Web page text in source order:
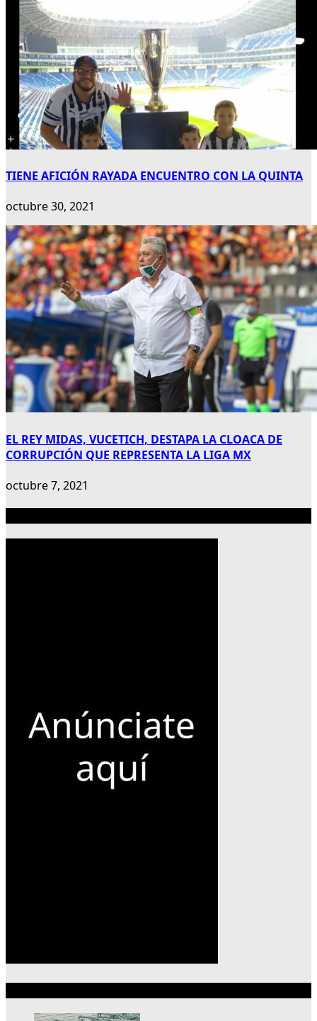
TIENE AFICIÓN RAYADA ENCUENTRO CON LA QUINTA
octubre 30, 2021
EL REY MIDAS, VUCETICH, DESTAPA LA CLOACA DE
CORRUPCIÓN QUE REPRESENTA LA LIGA MX
octubre 7, 2021